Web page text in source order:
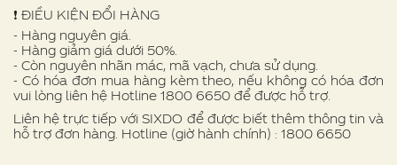
❗ ️ĐIỀU KIỆN ĐỔI HÀNG
- Hàng nguyên giá.
- Hàng giảm giá dưới 50%.
- Còn nguyên nhãn mác, mã vạch, chưa sử dụng.
- Có hóa đơn mua hàng kèm theo, nếu không có hóa đơn
vui lòng liên hệ Hotline 1800 6650 để được hỗ trợ.
Liên hệ trực tiếp với SIXDO để được biết thêm thông tin và
hỗ trợ đơn hàng. Hotline (giờ hành chính) : 1800 6650